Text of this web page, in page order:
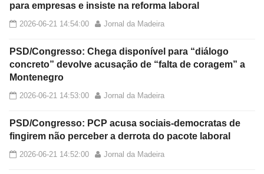
para empresas e insiste na reforma laboral
2026-06-21 14:54:00 Jornal da Madeira
PSD/Congresso: Chega disponível para “diálogo
concreto” devolve acusação de “falta de coragem” a
Montenegro
2026-06-21 14:53:00 Jornal da Madeira
PSD/Congresso: PCP acusa sociais-democratas de
fingirem não perceber a derrota do pacote laboral
2026-06-21 14:52:00 Jornal da Madeira